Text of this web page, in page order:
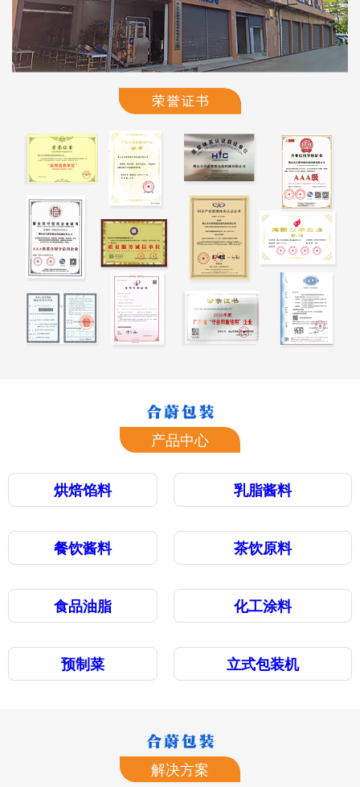
产品中心
烘焙馅料 乳脂酱料
餐饮酱料 茶饮原料
食品油脂 化工涂料
预制菜 立式包装机
解决方案